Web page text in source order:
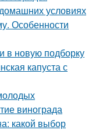
условиях
Особенности
в новую подборку
капуста с
винограда
какой выбор